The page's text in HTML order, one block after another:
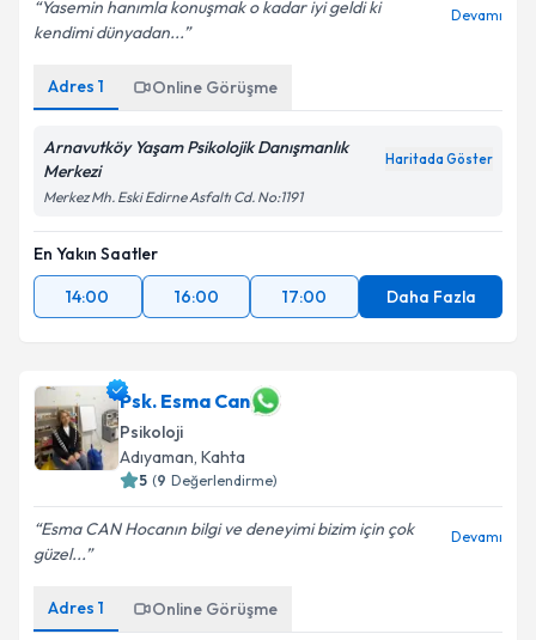
Yasemin hanımla konuşmak o kadar iyi geldi ki
kendimi dünyadan...
Devamı
Adres 1 Online Görüşme
Arnavutköy Yaşam Psikolojik Danışmanlık
Merkezi
Haritada Göster
Merkez Mh. Eski Edirne Asfaltı Cd. No:1191
En Yakın Saatler
14:00
16:00 17:00 Daha Fazla
Psk. Esma Can
Psikoloji
Adıyaman, Kahta
5 (9 Değerlendirme)
Esma CAN Hocanın bilgi ve deneyimi bizim için çok
güzel...
Devamı
Adres 1 Online Görüşme